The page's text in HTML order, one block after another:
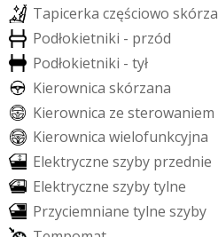
Tapicerka częściowo skórza
Podłokietniki - przód
Podłokietniki - tył
Kierownica skórzana
Kierownica ze sterowaniem
Kierownica wielofunkcyjna
Elektryczne szyby przednie
Elektryczne szybytylne
Przyciemniane tylne szyby